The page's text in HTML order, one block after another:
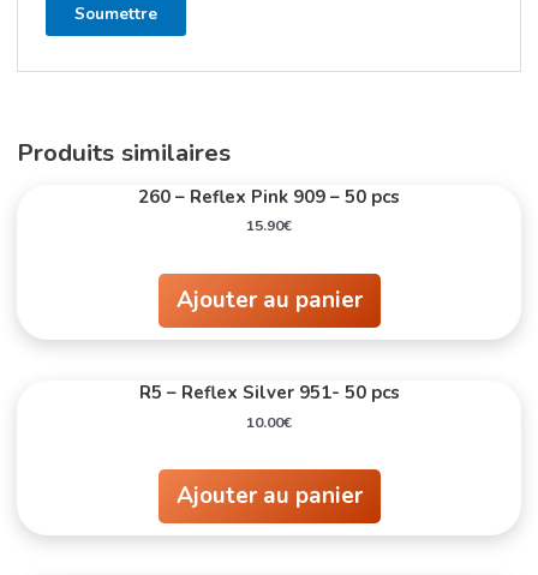
Produits similaires
260 – Reflex Pink 909 – 50 pcs
15.90€
Ajouter au panier
R5 – Reflex Silver 951- 50 pcs
10.00€
Ajouter au panier